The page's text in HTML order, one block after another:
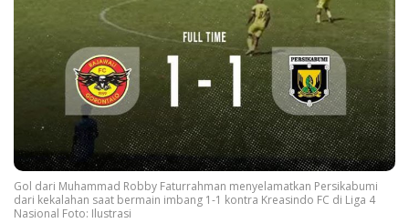
Gol dari Muhammad Robby Faturrahman menyelamatkan Persikabumi
dari kekalahan saat bermain imbang 1-1 kontra Kreasindo FC di Liga 4
Nasional Foto: Ilustrasi